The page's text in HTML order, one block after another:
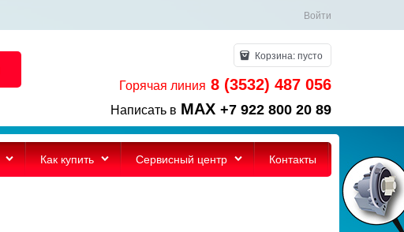
Войти
Корзина:пусто
Горячая линия 8 (3532) 487 056
Написать в MAX +7 922 800 20 89
Как купить Сервисный центр Контакты